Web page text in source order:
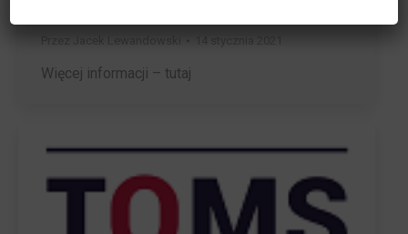
Przez
Jacek Lewandowski 14 stycznia 2021
Więcej informacji – tutaj